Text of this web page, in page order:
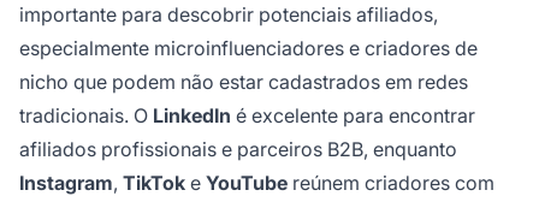
importante para descobrir potenciais afiliados,
especialmente microinfluenciadores e criadores de
nicho que podem não estar cadastrados em redes
tradicionais. O LinkedIn é excelente para encontrar
afiliados profissionais e parceiros B2B, enquanto
Instagram, TikTok e YouTube reúnem criadores com